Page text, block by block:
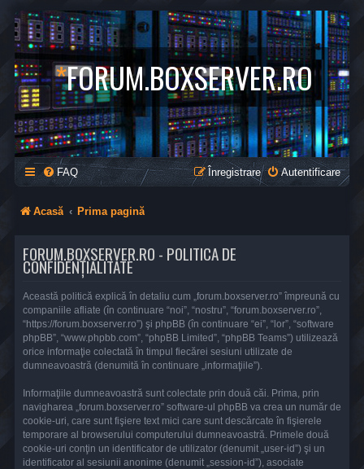
*FORUM.BOXSERVER.RO
FAQ Autentificare
Înregistrare
Acasă Prima pagină
FORUM.BOXSERVER.RO - POLITICA DE
CONFIDENŢIALITATE
Această politică explică în detaliu cum „forum.boxserver.ro” împreună cu
companiile afliate (în continuare “noi”, “nostru”, “forum.boxserver.ro”,
“https://forum.boxserver.ro”) şi phpBB (în continuare “ei”, “lor”, “software
phpBB”, “www.phpbb.com”, “phpBB Limited”, “phpBB Teams”) utilizează
orice informaţie colectată în timpul fiecărei sesiuni utilizate de
dumneavoastră (denumită în continuare „informaţiile”).
Informaţiile dumneavoastră sunt colectate prin două căi. Prima, prin
navigharea „forum.boxserver.ro” software-ul phpBB va crea un număr de
cookie-uri, care sunt fişiere text mici care sunt descărcate în fişierele
temporare al browserului computerului dumneavoastră. Primele două
cookie-uri conţin un identificator de utilizator (denumit „user-id”) şi un
identificator al sesiunii anonime (denumit „session-id”), asociate